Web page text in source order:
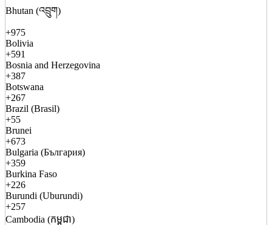
Bhutan (འབྲུག)
+975
Bolivia
+591
Bosnia and Herzegovina
+387
Botswana
+267
Brazil (Brasil)
+55
Brunei
+673
Bulgaria (България)
+359
Burkina Faso
+226
Burundi (Uburundi)
+257
Cambodia (កម្ពុជា)